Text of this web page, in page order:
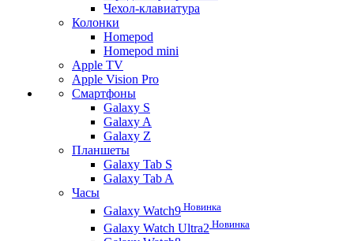
Чехол-клавиатура
Колонки
Homepod
Homepod mini
Apple TV
Apple Vision Pro
Смартфоны
Galaxy S
Galaxy A
Galaxy Z
Планшеты
Galaxy Tab S
Galaxy Tab A
Часы
Galaxy Watch9 Новинка
Galaxy Watch Ultra2 Новинка